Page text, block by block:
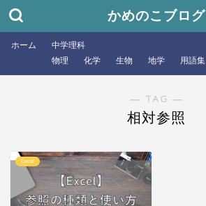
かめのこブログ
ホーム
中学理科
物理
化学 生物 地学 用語集
― TAG ―
相対参照
Excel